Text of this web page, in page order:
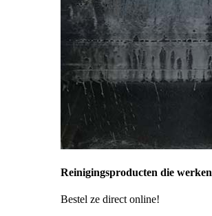
Reinigingsproducten die werken
Bestel ze direct online!